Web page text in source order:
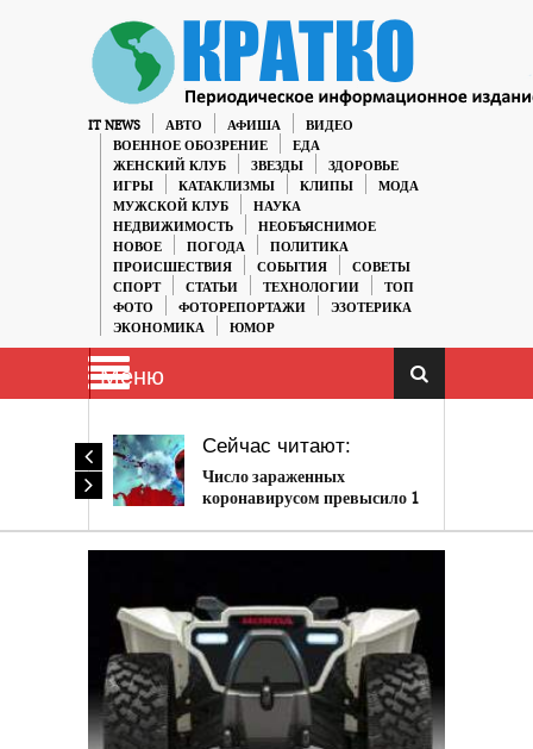
IT NEWS АВТО АФИША
ВИДЕО
ВОЕННОЕ ОБОЗРЕНИЕ
ЕДА
ЖЕНСКИЙ КЛУБ
ЗВЕЗДЫ
ЗДОРОВЬЕ
ИГРЫ
КАТАКЛИЗМЫ КЛИПЫ
МОДА
МУЖСКОЙ КЛУБ
НАУКА
НЕДВИЖИМОСТЬ
НЕОБЪЯСНИМОЕ
НОВОЕ
ПОГОДА
ПОЛИТИКА
ПРОИСШЕСТВИЯ
СОБЫТИЯ
СОВЕТЫ
СПОРТ
СТАТЬИ ТЕХНОЛОГИИ
ТОП
ФОТО
ФОТОРЕПОРТАЖИ
ЭЗОТЕРИКА
ЭКОНОМИКА
ЮМОР
Меню
Сейчас читают:
Число зараженных
коронавирусом превысило 1